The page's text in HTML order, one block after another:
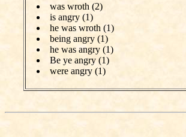
was wroth (2)
is angry (1)
he was wroth (1)
being angry (1)
he was angry (1)
Be ye angry (1)
were angry (1)